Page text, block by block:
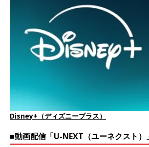
Disney+（ディズニープラス）
■動画配信「U-NEXT（ユーネクスト）